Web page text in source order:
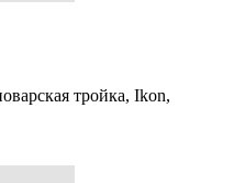
тройка, Ikon,